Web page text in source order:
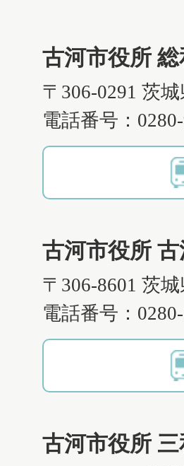
古河市役所
〒306-0291 茨
電話番号：
古河市役所
〒306-8601 茨
電話番号：
古河市役所